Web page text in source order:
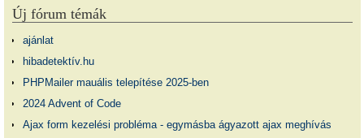
Új fórum témák
ajánlat
hibadetektív.hu
PHPMailer mauális telepítése 2025-ben
2024 Advent of Code
Ajax form kezelési probléma - egymásba ágyazott ajax meghívás